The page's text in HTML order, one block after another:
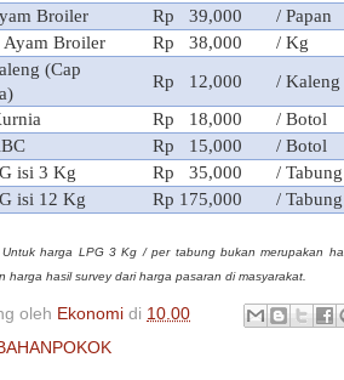
Broiler
Rp 39,000
/ Papan
Ayam Broiler
Rp 38,000
/ Kg
(Cap
Rp 12,000
/ Kaleng
Rp 18,000
/ Botol
Rp 15,000
/ Botol
isi 3 Kg
Rp 35,000
/ Tabung
isi 12 Kg
Rp 175,000 / Tabung
harga LPG 3 Kg / per tabung bukan merupakan
harga hasil survey dari harga pasaran di masyarakat.
oleh Ekonomi di 10.00